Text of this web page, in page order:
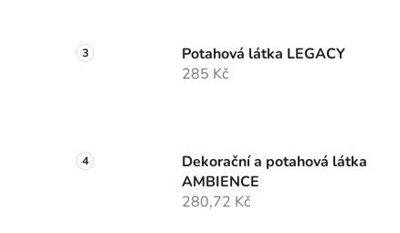
Potahová látka LEGACY
285 Kč
Dekorační a potahová látka
AMBIENCE
280,72 Kč